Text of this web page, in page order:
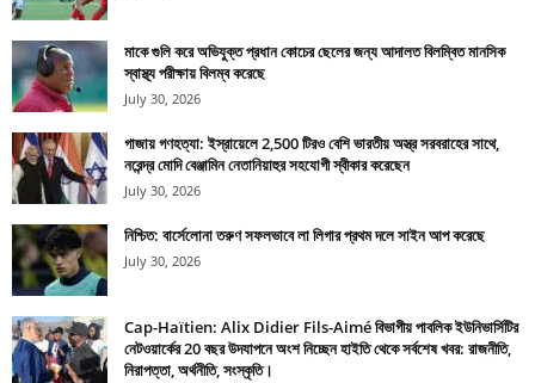
মাকে গুলি করে অভিযুক্ত প্রধান কোচের ছেলের জন্য আদালত বিলম্বিত মানসিক
স্বাস্থ্য পরীক্ষায় বিলম্ব করেছে
July 30, 2026
গাজায় গণহত্যা: ইস্রায়েলে 2,500 টিরও বেশি ভারতীয় অস্ত্র সরবরাহের সাথে,
নরেন্দ্র মোদি বেঞ্জামিন নেতানিয়াহুর সহযোগী স্বীকার করেছেন
July 30, 2026
নিশ্চিত: বার্সেলোনা তরুণ সফলভাবে লা লিগার প্রথম দলে সাইন আপ করেছে
July 30, 2026
Cap-Haïtien: Alix Didier Fils-Aimé বিভাগীয় পাবলিক ইউনিভার্সিটির
নেটওয়ার্কের 20 বছর উদযাপনে অংশ নিচ্ছেন হাইতি থেকে সর্বশেষ খবর: রাজনীতি,
নিরাপত্তা, অর্থনীতি, সংস্কৃতি।